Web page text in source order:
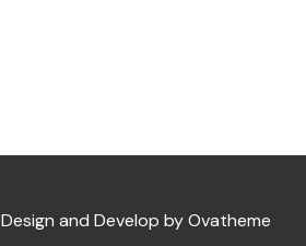
Design and Develop by Ovatheme